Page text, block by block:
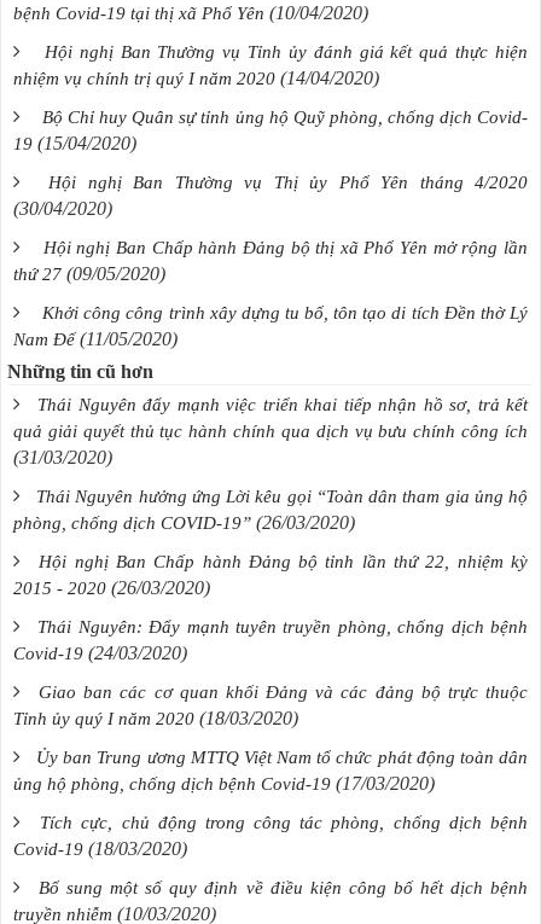
bệnh Covid-19 tại thị xã Phổ Yên (10/04/2020)
Hội nghị Ban Thường vụ Tỉnh ủy đánh giá kết quả thực hiện
nhiệm vụ chính trị quý I năm 2020 (14/04/2020)
Bộ Chỉ huy Quân sự tỉnh ủng hộ Quỹ phòng, chống dịch Covid-
19 (15/04/2020)
Hội nghị Ban Thường vụ Thị ủy Phổ Yên tháng 4/2020
(30/04/2020)
Hội nghị Ban Chấp hành Đảng bộ thị xã Phổ Yên mở rộng lần
thứ 27 (09/05/2020)
Khởi công công trình xây dựng tu bổ, tôn tạo di tích Đền thờ Lý
Nam Đế (11/05/2020)
Những tin cũ hơn
Thái Nguyên đẩy mạnh việc triển khai tiếp nhận hồ sơ, trả kết
quả giải quyết thủ tục hành chính qua dịch vụ bưu chính công ích
(31/03/2020)
Thái Nguyên hưởng ứng Lời kêu gọi “Toàn dân tham gia ủng hộ
phòng, chống dịch COVID-19” (26/03/2020)
Hội nghị Ban Chấp hành Đảng bộ tỉnh lần thứ 22, nhiệm kỳ
2015 - 2020 (26/03/2020)
Thái Nguyên: Đẩy mạnh tuyên truyền phòng, chống dịch bệnh
Covid-19 (24/03/2020)
Giao ban các cơ quan khối Đảng và các đảng bộ trực thuộc
Tỉnh ủy quý I năm 2020 (18/03/2020)
Ủy ban Trung ương MTTQ Việt Nam tổ chức phát động toàn dân
ủng hộ phòng, chống dịch bệnh Covid-19 (17/03/2020)
Tích cực, chủ động trong công tác phòng, chống dịch bệnh
Covid-19 (18/03/2020)
Bổ sung một số quy định về điều kiện công bố hết dịch bệnh
truyền nhiễm (10/03/2020)